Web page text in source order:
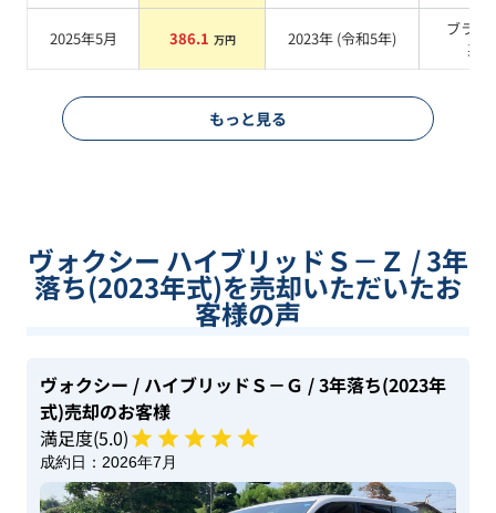
2025年5月 386.1 万円 2023年 (令和5年)
ブラッ
系
もっと見る
ヴォクシー ハイブリッドＳ－Ｚ / 3年
落ち(2023年式)を売却いただいたお
客様の声
ヴォクシー / ハイブリッドＳ－Ｇ / 3年落ち(2023年
式)売却のお客様
満足度(5.0)
成約日： 2026年7月